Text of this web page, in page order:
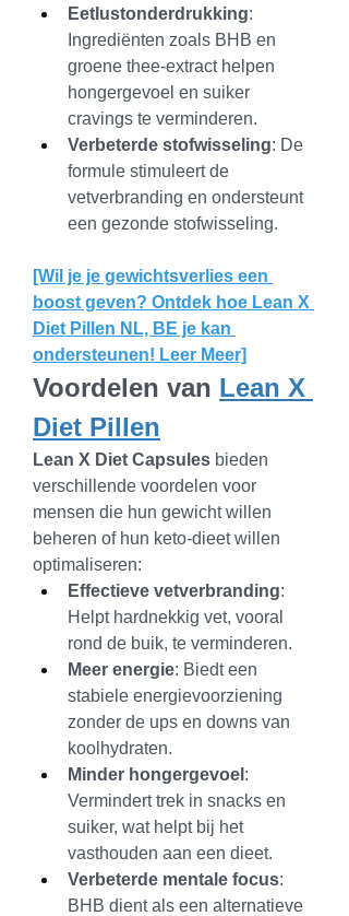
Eetlustonderdrukking:
Ingrediënten zoals BHB en
groene thee-extract helpen
hongergevoel en suiker
cravings te verminderen.
Verbeterde stofwisseling: De
formule stimuleert de
vetverbranding en ondersteunt
een gezonde stofwisseling.
[Wil je je gewichtsverlies een
boost geven? Ontdek hoe Lean X
Diet Pillen NL, BE je kan
ondersteunen! Leer Meer]
Voordelen van Lean X
Diet Pillen
Lean X Diet Capsules bieden
verschillende voordelen voor
mensen die hun gewicht willen
beheren of hun keto-dieet willen
optimaliseren:
Effectieve vetverbranding:
Helpt hardnekkig vet, vooral
rond de buik, te verminderen.
Meer energie: Biedt een
stabiele energievoorziening
zonder de ups en downs van
koolhydraten.
Minder hongergevoel :
Vermindert trek in snacks en
suiker, wat helpt bij het
vasthouden aan een dieet.
Verbeterde mentale focus:
BHB dient als een alternatieve